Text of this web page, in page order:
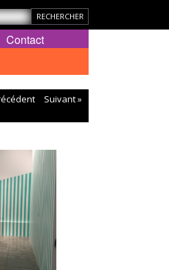
Contact
Suivant »